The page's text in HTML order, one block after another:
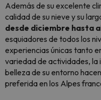
Además de su excelente
calidad de su nieve y su
desde diciembre hasta
esquiadores de todos los
experiencias únicas tanto
variedad de actividades, la
belleza de su entorno
preferida en los Alpes